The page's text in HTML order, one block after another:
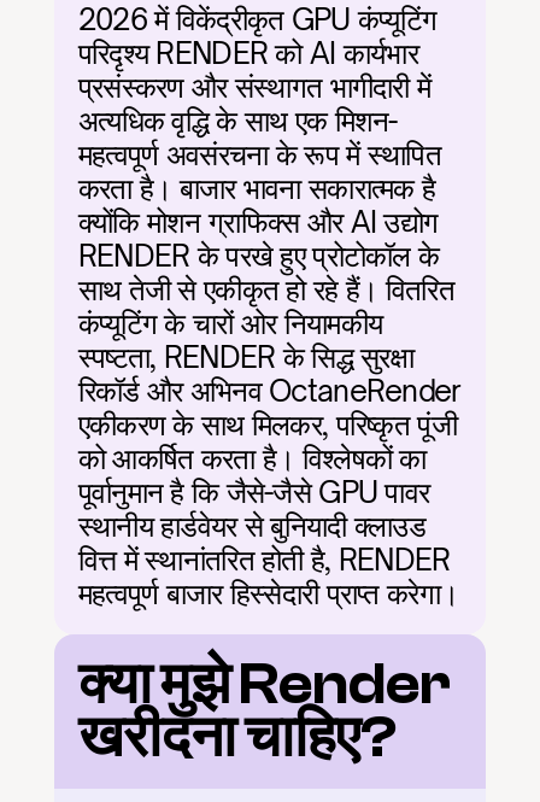
2026 में विकेंद्रीकृत GPU कंप्यूटिंग
परिदृश्य RENDER को AI कार्यभार
प्रसंस्करण और संस्थागत भागीदारी में
अत्यधिक वृद्धि के साथ एक मिशन-
महत्वपूर्ण अवसंरचना के रूप में स्थापित
करता है। बाजार भावना सकारात्मक है
क्योंकि मोशन ग्राफिक्स और AI उद्योग
RENDER के परखे हुए प्रोटोकॉल के
साथ तेजी से एकीकृत हो रहे हैं। वितरित
कंप्यूटिंग के चारों ओर नियामकीय
स्पष्टता, RENDER के सिद्ध सुरक्षा
रिकॉर्ड और अभिनव OctaneRender
एकीकरण के साथ मिलकर, परिष्कृत पूंजी
को आकर्षित करता है। विश्लेषकों का
पूर्वानुमान है कि जैसे-जैसे GPU पावर
स्थानीय हार्डवेयर से बुनियादी क्लाउड
वित्त में स्थानांतरित होती है, RENDER
महत्वपूर्ण बाजार हिस्सेदारी प्राप्त करेगा।
क्या मुझे Render
खरीदना चाहिए?